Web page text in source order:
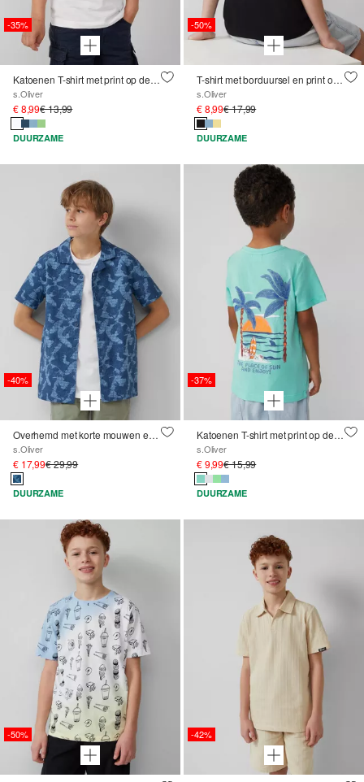
-35%
Katoenen T-shirt met print op de voorkant
s.Oliver
€ 8,99€ 13,99
DUURZAME
-50%
T-shirt met borduursel en print op de achterkant
s.Oliver
€ 8,99€ 17,99
DUURZAME
-40%
Overhemd met korte mouwen en print all-over in linnen look
s.Oliver
€ 17,99€ 29,99
DUURZAME
-37%
Katoenen T-shirt met print op de voor- en achterkant
s.Oliver
€ 9,99€ 15,99
DUURZAME
-50% -42%